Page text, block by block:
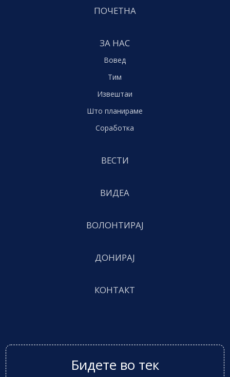
ПОЧЕТНА
ЗА НАС
Вовед
Тим
Извештаи
Што планираме
Соработка
ВЕСТИ
ВИДЕА
ВОЛОНТИРАЈ
ДОНИРАЈ
КОНТАКТ
Бидете во тек